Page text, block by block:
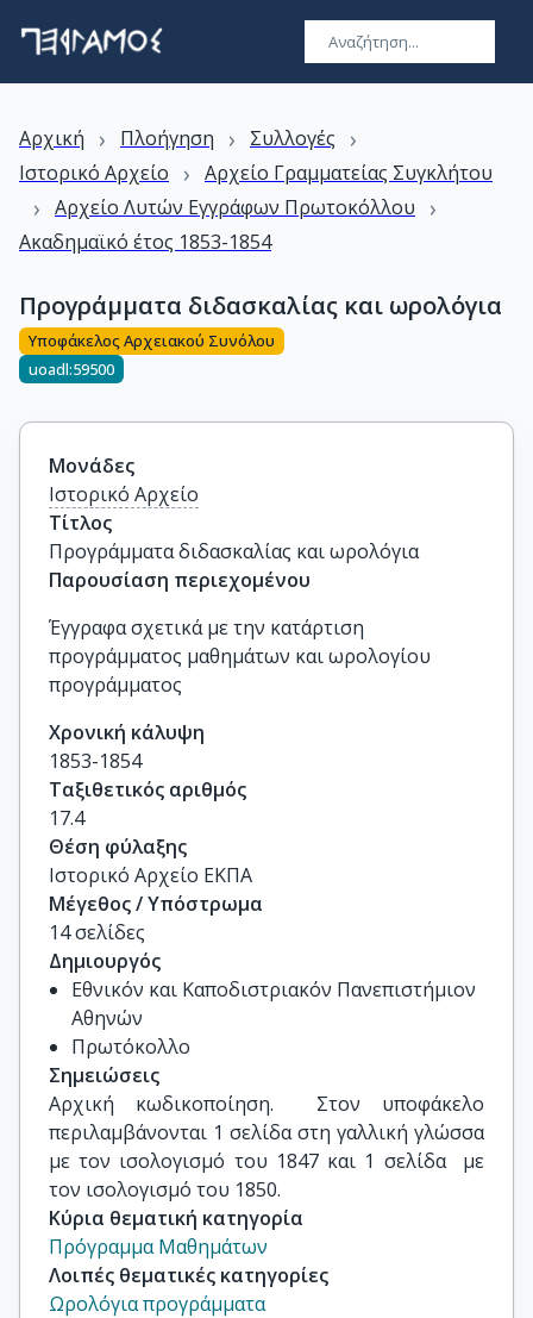
Αρχική › Πλοήγηση › Συλλογές ›
Ιστορικό Αρχείο › Αρχείο Γραμματείας Συγκλήτου
› Αρχείο Λυτών Εγγράφων Πρωτοκόλλου ›
Ακαδημαϊκό έτος 1853-1854
Προγράμματα διδασκαλίας και ωρολόγια
Υποφάκελος Αρχειακού Συνόλου
uoadl:59500
Μονάδες
Ιστορικό Αρχείο
Τίτλος
Προγράμματα διδασκαλίας και ωρολόγια
Παρουσίαση περιεχομένου
Έγγραφα σχετικά με την κατάρτιση
προγράμματος μαθημάτων και ωρολογίου
προγράμματος
Χρονική κάλυψη
1853-1854
Ταξιθετικός αριθμός
17.4
Θέση φύλαξης
Ιστορικό Αρχείο ΕΚΠΑ
Μέγεθος / Υπόστρωμα
14 σελίδες
Δημιουργός
Εθνικόν και Καποδιστριακόν Πανεπιστήμιον
Αθηνών
Πρωτόκολλο
Σημειώσεις
Αρχική κωδικοποίηση.  Στον υποφάκελο
περιλαμβάνονται 1 σελίδα στη γαλλική γλώσσα
με τον ισολογισμό του 1847 και 1 σελίδα  με
τον ισολογισμό του 1850.
Κύρια θεματική κατηγορία
Πρόγραμμα Μαθημάτων
Λοιπές θεματικές κατηγορίες
Ωρολόγια προγράμματα